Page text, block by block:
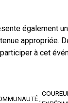
également
appropriée.
à cet